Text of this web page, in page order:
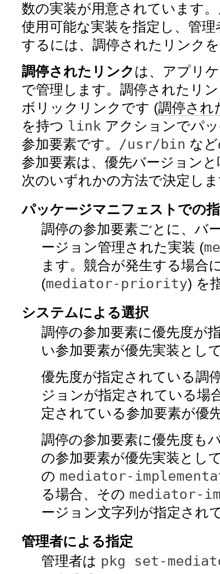
数の実装が用意されています。
使用可能な実装を指定し、管
するには、調停されたリンク
調停されたリンクは、アプリ
で管理します。調停されたリ
ボリックリンクです (調停され
を持つ link アクションでパ
参加要素です。 /usr/bin な
参加要素は、優先バージョン
次のいずれかの方法で決定し
パッケージマニフェストでの
調停の参加要素ごとに、バ
ージョン管理された実装 (
ます。競合が発生する場合
(mediator-priority) を
システムによる選択
調停の参加要素に優先度が
い参加要素が優先実装とし
優先度が指定されている調
ジョンが指定されている場
定されている参加要素が優
調停の参加要素に優先度も
の参加要素が優先実装とし
の mediator-
る場合、その mediator-
ージョン文字列が指定され
管理者による指定
管理者は pkg set-